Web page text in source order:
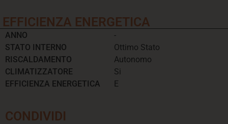
EFFICIENZA ENERGETICA
ANNO
STATO INTERNO
RISCALDAMENTO
CLIMATIZZATORE
EFFICIENZA ENERGETICA
-
Ottimo Stato
Autonomo
Si
E
CONDIVIDI